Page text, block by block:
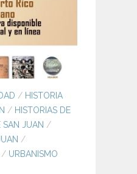
/ HISTORIA
/ HISTORIAS DE
SAN JUAN /
/
/ URBANISMO